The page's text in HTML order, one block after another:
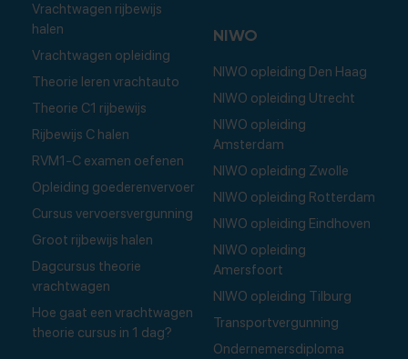
Vrachtwagen rijbewijs
halen
Vrachtwagen opleiding
Theorie leren vrachtauto
Theorie C1 rijbewijs
Rijbewijs C halen
RVM1-C examen oefenen
Opleiding goederenvervoer
Cursus vervoersvergunning
Groot rijbewijs halen
Dagcursus theorie
vrachtwagen
Hoe gaat een vrachtwagen
theorie cursus in 1 dag?
NIWO
NIWO opleiding Den Haag
NIWO opleiding Utrecht
NIWO opleiding
Amsterdam
NIWO opleiding Zwolle
NIWO opleiding Rotterdam
NIWO opleiding Eindhoven
NIWO opleiding
Amersfoort
NIWO opleiding Tilburg
Transportvergunning
Ondernemersdiploma